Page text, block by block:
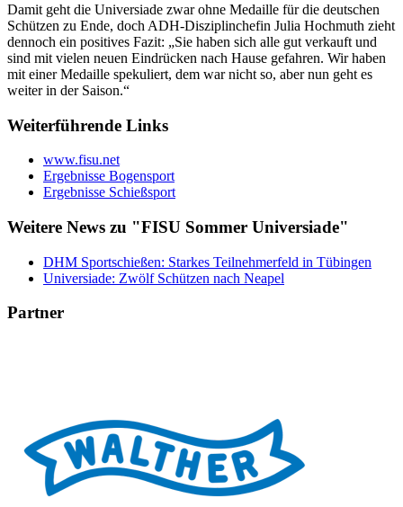
Damit geht die Universiade zwar ohne Medaille für die deutschen
Schützen zu Ende, doch ADH-Disziplinchefin Julia Hochmuth zieht
dennoch ein positives Fazit: „Sie haben sich alle gut verkauft und
sind mit vielen neuen Eindrücken nach Hause gefahren. Wir haben
mit einer Medaille spekuliert, dem war nicht so, aber nun geht es
weiter in der Saison.“
Weiterführende Links
www.fisu.net
Ergebnisse Bogensport
Ergebnisse Schießsport
Weitere News zu "FISU Sommer Universiade"
DHM Sportschießen: Starkes Teilnehmerfeld in Tübingen
Universiade: Zwölf Schützen nach Neapel
Partner